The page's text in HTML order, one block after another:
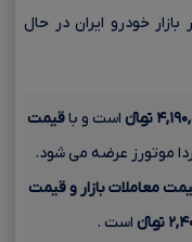
در بازار خودرو ایران در حال
تومانءءء است و باقیمت
موتورز عرضه می شود.
معاملات بازار و قیمت
است .